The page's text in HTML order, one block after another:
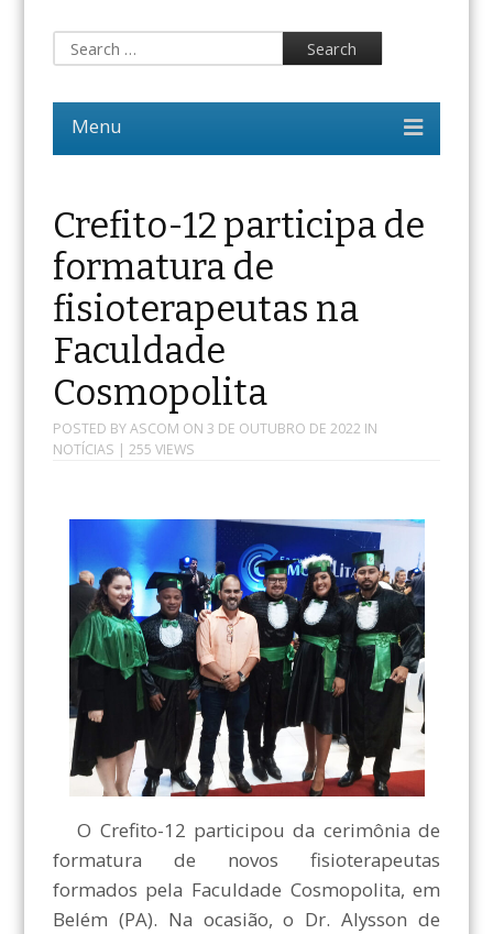
Crefito-12 participa de
formatura de
fisioterapeutas na
Faculdade
Cosmopolita
POSTED BYASCOM ON 3 DE OUTUBRO DE 2022 IN
NOTÍCIAS | 255 VIEWS
O Crefito-12 participou da cerimônia de
formatura de novos fisioterapeutas
formados pela Faculdade Cosmopolita, em
Belém (PA). Na ocasião, o Dr. Alysson de